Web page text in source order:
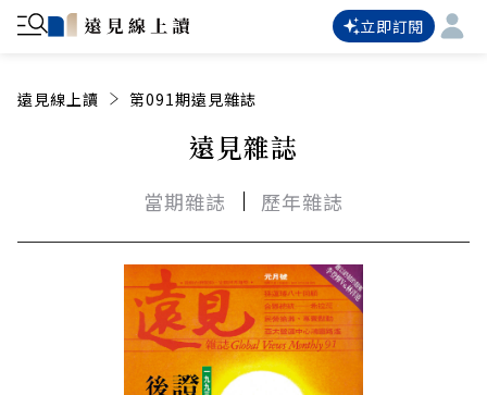
立即訂閱
遠見線上讀 第091期遠見雜誌
遠見雜誌
當期雜誌 歷年雜誌